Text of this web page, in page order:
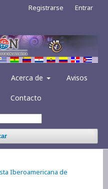
Acerca de Avisos
Contacto
Registrarse Entrar
Iberoamericana de